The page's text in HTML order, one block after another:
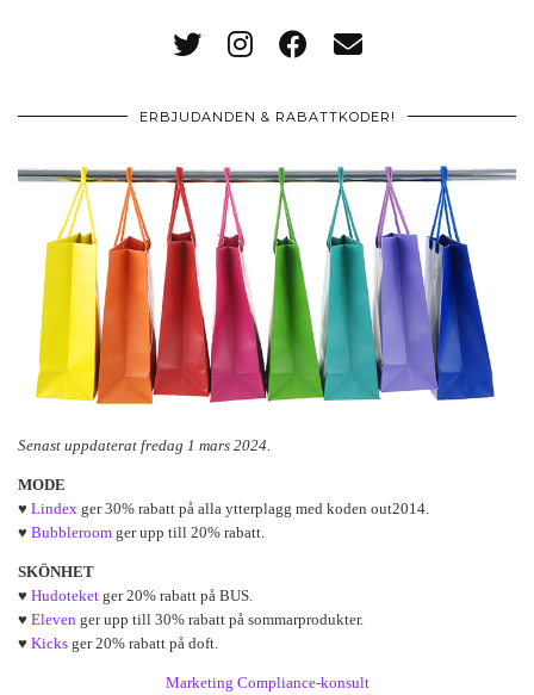
ERBJUDANDEN & RABATTKODER!
Senast uppdaterat fredag 1 mars 2024.
MODE
♥ Lindex ger 30% rabatt på alla ytterplagg med koden out2014.
♥ Bubbleroom ger upp till 20% rabatt.
SKÖNHET
♥ Hudoteket ger 20% rabatt på BUS.
♥ Eleven ger upp till 30% rabatt på sommarprodukter.
♥ Kicks ger 20% rabatt på doft.
Marketing Compliance-konsult